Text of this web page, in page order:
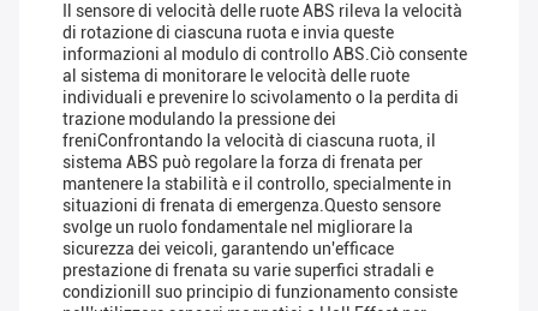
Il sensore di velocità delle ruote ABS rileva la velocità
di rotazione di ciascuna ruota e invia queste
informazioni al modulo di controllo ABS.Ciò consente
al sistema di monitorare le velocità delle ruote
individuali e prevenire lo scivolamento o la perdita di
trazione modulando la pressione dei
freniConfrontando la velocità di ciascuna ruota, il
sistema ABS può regolare la forza di frenata per
mantenere la stabilità e il controllo, specialmente in
situazioni di frenata di emergenza.Questo sensore
svolge un ruolo fondamentale nel migliorare la
sicurezza dei veicoli, garantendo un'efficace
prestazione di frenata su varie superfici stradali e
condizioniIl suo principio di funzionamento consiste